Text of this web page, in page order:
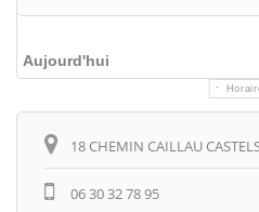
Aujourd'hui
18 CHEMIN CAILLAU
06 30 32 78 95